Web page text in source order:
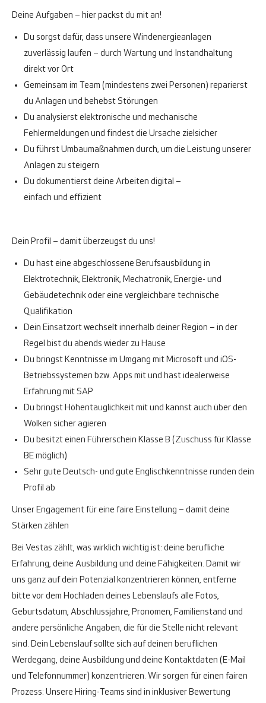
Deine Aufgaben – hier packst du mit an!
Du sorgst dafür, dass unsere Windenergieanlagen
zuverlässig laufen – durch Wartung und Instandhaltung
direkt vor Ort
Gemeinsam im Team (mindestens zwei Personen) reparierst
du Anlagen und behebst Störungen
Du analysierst elektronische und mechanische
Fehlermeldungen und findest die Ursache zielsicher
Du führst Umbaumaßnahmen durch, um die Leistung unserer
Anlagen zu steigern
Du dokumentierst deine Arbeiten digital –
einfach und effizient
Dein Profil – damit überzeugst du uns!
Du hast eine abgeschlossene Berufsausbildung in
Elektrotechnik, Elektronik, Mechatronik, Energie- und
Gebäudetechnik oder eine vergleichbare technische
Qualifikation
Dein Einsatzort wechselt innerhalb deiner Region – in der
Regel bist du abends wieder zu Hause
Du bringst Kenntnisse im Umgang mit Microsoft und iOS-
Betriebssystemen bzw. Apps mit und hast idealerweise
Erfahrung mit SAP
Du bringst Höhentauglichkeit mit und kannst auch über den
Wolken sicher agieren
Du besitzt einen Führerschein Klasse B (Zuschuss für Klasse
BE möglich)
Sehr gute Deutsch- und gute Englischkenntnisse runden dein
Profil ab
Unser Engagement für eine faire Einstellung – damit deine
Stärken zählen
Bei Vestas zählt, was wirklich wichtig ist: deine berufliche
Erfahrung, deine Ausbildung und deine Fähigkeiten. Damit wir
uns ganz auf dein Potenzial konzentrieren können, entferne
bitte vor dem Hochladen deines Lebenslaufs alle Fotos,
Geburtsdatum, Abschlussjahre, Pronomen, Familienstand und
andere persönliche Angaben, die für die Stelle nicht relevant
sind. Dein Lebenslauf sollte sich auf deinen beruflichen
Werdegang, deine Ausbildung und deine Kontaktdaten (E-Mail
und Telefonnummer) konzentrieren. Wir sorgen für einen fairen
Prozess: Unsere Hiring-Teams sind in inklusiver Bewertung